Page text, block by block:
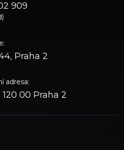
909
Praha 2
adresa:
120 00 Praha 2